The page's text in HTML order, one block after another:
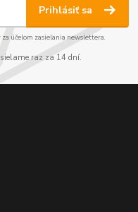
Prihlásiť sa
za účelom zasielania newslettera.
raz za 14 dní.